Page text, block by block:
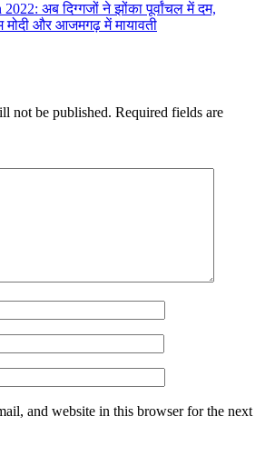
अब दिग्गजों ने झोंका पूर्वांचल में दम,
मोदी और आजमगढ़ में मायावती
not be published. Required fields are
and website in this browser for the next